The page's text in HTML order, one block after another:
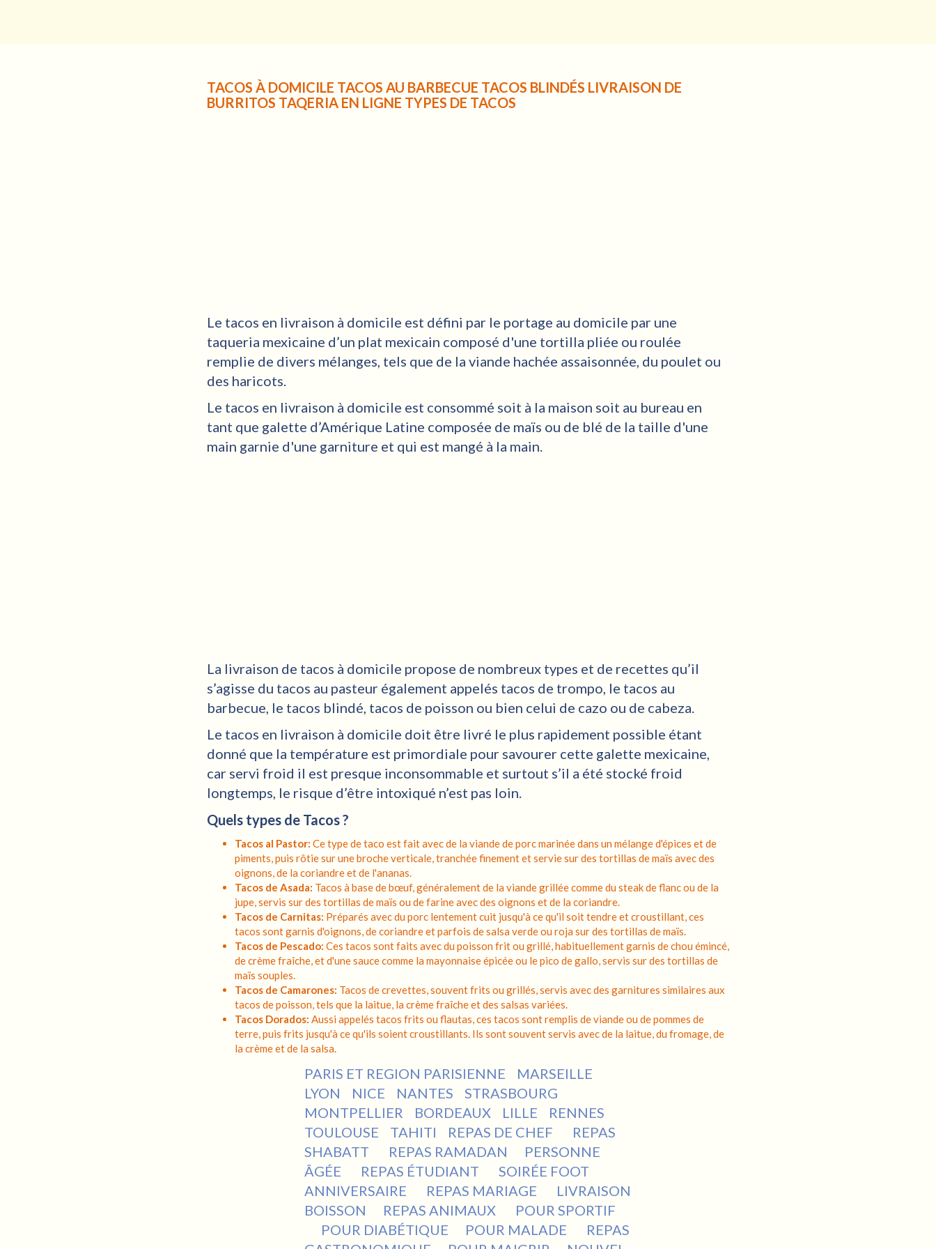
TACOS À DOMICILE TACOS AU BARBECUE TACOS BLINDÉS LIVRAISON DE
BURRITOS TAQERIA EN LIGNE TYPES DE TACOS
Le tacos en livraison à domicile est défini par le portage au domicile par une
taqueria mexicaine d’un plat mexicain composé d'une tortilla pliée ou roulée
remplie de divers mélanges, tels que de la viande hachée assaisonnée, du poulet ou
des haricots.
Le tacos en livraison à domicile est consommé soit à la maison soit au bureau en
tant que galette d’Amérique Latine composée de maïs ou de blé de la taille d'une
main garnie d'une garniture et qui est mangé à la main.
La livraison de tacos à domicile propose de nombreux types et de recettes qu’il
s’agisse du tacos au pasteur également appelés tacos de trompo, le tacos au
barbecue, le tacos blindé, tacos de poisson ou bien celui de cazo ou de cabeza.
Le tacos en livraison à domicile doit être livré le plus rapidement possible étant
donné que la température est primordiale pour savourer cette galette mexicaine,
car servi froid il est presque inconsommable et surtout s’il a été stocké froid
longtemps, le risque d’être intoxiqué n’est pas loin.
Quels types de Tacos ?
Tacos al Pastor: Ce type de taco est fait avec de la viande de porc marinée dans un mélange d'épices et de
piments, puis rôtie sur une broche verticale, tranchée finement et servie sur des tortillas de maïs avec des
oignons, de la coriandre et de l'ananas.
Tacos de Asada: Tacos à base de bœuf, généralement de la viande grillée comme du steak de flanc ou de la
jupe, servis sur des tortillas de maïs ou de farine avec des oignons et de la coriandre.
Tacos de Carnitas: Préparés avec du porc lentement cuit jusqu'à ce qu'il soit tendre et croustillant, ces
tacos sont garnis d'oignons, de coriandre et parfois de salsa verde ou roja sur des tortillas de maïs.
Tacos de Pescado: Ces tacos sont faits avec du poisson frit ou grillé, habituellement garnis de chou émincé,
de crème fraîche, et d'une sauce comme la mayonnaise épicée ou le pico de gallo, servis sur des tortillas de
maïs souples.
Tacos de Camarones: Tacos de crevettes, souvent frits ou grillés, servis avec des garnitures similaires aux
tacos de poisson, tels que la laitue, la crème fraîche et des salsas variées.
Tacos Dorados: Aussi appelés tacos frits ou flautas, ces tacos sont remplis de viande ou de pommes de
terre, puis frits jusqu'à ce qu'ils soient croustillants. Ils sont souvent servis avec de la laitue, du fromage, de
la crème et de la salsa.
PARIS ET REGION PARISIENNE
MARSEILLE
LYON
NICE NANTES
STRASBOURG
MONTPELLIER
BORDEAUX LILLE
RENNES
TOULOUSE
TAHITI REPAS DE CHEF
REPAS
SHABATT
REPAS RAMADAN
PERSONNE
ÂGÉE
REPAS ÉTUDIANT
SOIRÉE FOOT
ANNIVERSAIRE
REPAS MARIAGE
LIVRAISON
BOISSON
REPAS ANIMAUX
POUR SPORTIF
POUR DIABÉTIQUE
POUR MALADE
REPAS